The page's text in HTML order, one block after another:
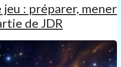
: préparer, mener
de JDR